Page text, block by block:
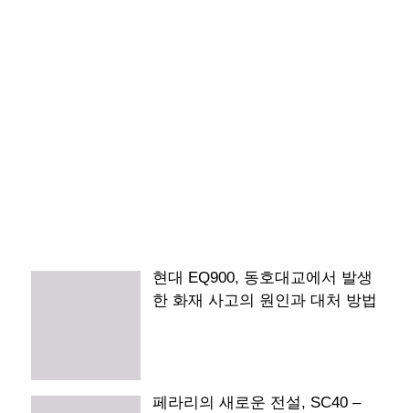
현대 EQ900, 동호대교에서 발생
한 화재 사고의 원인과 대처 방법
페라리의 새로운 전설, SC40 –